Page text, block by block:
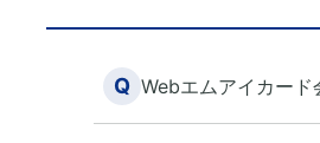
Q Webエムアイカー